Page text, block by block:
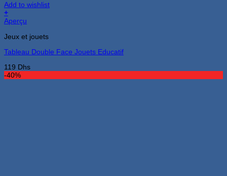
Add to wishlist
+
Aperçu
Jeux et jouets
Tableau Double Face Jouets Educatif
119 Dhs
-40%